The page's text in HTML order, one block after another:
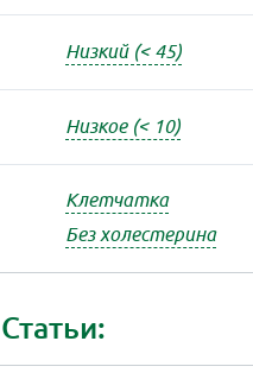
Низкий (< 45)
Низкое (< 10)
Клетчатка
Без холестерина
Статьи: